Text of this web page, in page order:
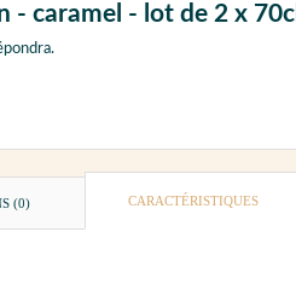
- caramel - lot de 2 x 70cl
(0) CARACTÉRISTIQUES